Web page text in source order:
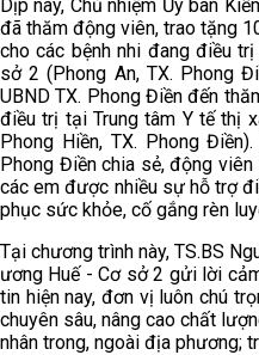
Dịp này, Chủ nhiệm Ủy ban
đã thăm động viên, trao tặng
cho các bệnh nhi đang điều
sở 2 (Phong An, TX. Phong
UBND TX. Phong Điền đến
điều trị tại Trung tâm Y tế thị
Phong Hiền, TX. Phong
Phong Điền chia sẻ, động
các em được nhiều sự hỗ trợ
phục sức khỏe, cố gắng rèn
Tại chương trình này, TS.BS
ương Huế - Cơ sở 2 gửi lời
tin hiện nay, đơn vị luôn chú
chuyên sâu, nâng cao chất
nhân trong, ngoài địa phương;